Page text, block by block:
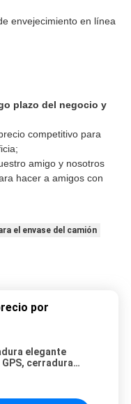
envejecimiento en línea
plazo del negocio y
competitivo para
amigo y nosotros
hacer a amigos con
el envase del camión
por
elegante
cerradura